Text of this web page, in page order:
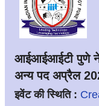
आईआईआईटी पुणे
अन्य पद अप्रैल
इवेंट की स्थिति :